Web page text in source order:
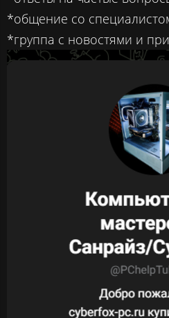
*общение со
*группа с новостями и